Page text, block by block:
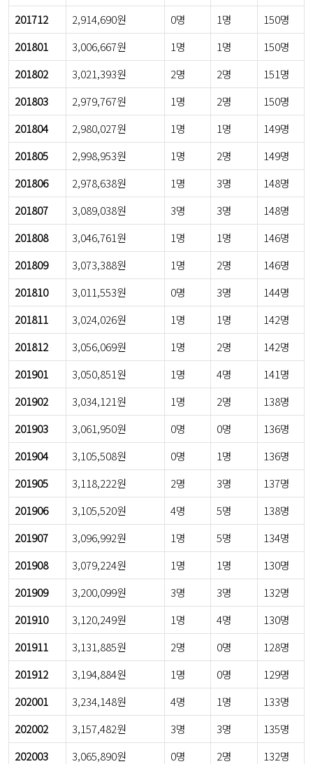
201712
2,914,690원 0명 1명
150명
201801
3,006,667원 1명 1명
150명
201802
3,021,393원 2명 2명
151명
201803
2,979,767원 1명 2명
150명
201804
2,980,027원 1명 1명
149명
201805
2,998,953원 1명 2명
149명
201806
2,978,638원 1명 3명
148명
201807
3,089,038원 3명 3명
148명
201808
3,046,761원 1명 1명
146명
201809
3,073,388원 1명 2명
146명
201810
3,011,553원 0명 3명
144명
201811
3,024,026원 1명 1명
142명
201812
3,056,069원 1명 2명
142명
201901
3,050,851원 1명 4명
141명
201902
3,034,121원 1명 2명
138명
201903
3,061,950원 0명 0명
136명
201904
3,105,508원 0명 1명
136명
201905
3,118,222원 2명 3명
137명
201906
3,105,520원 4명 5명
138명
201907
3,096,992원 1명 5명
134명
201908
3,079,224원 1명 1명
130명
201909
3,200,099원 3명 3명
132명
201910
3,120,249원 1명 4명
130명
201911
3,131,885원 2명 0명
128명
201912
3,194,884원 1명 0명
129명
202001
3,234,148원 4명 1명
133명
202002
3,157,482원 3명 3명
135명
202003
3,065,890원 0명 2명
132명